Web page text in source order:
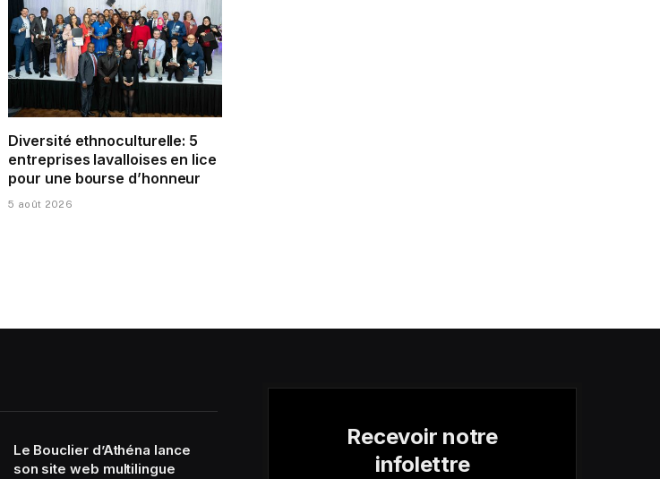
Diversité ethnoculturelle: 5
entreprises lavalloises en lice
pour une bourse d’honneur
5 août 2026
Le Bouclier d’Athéna lance
son site web multilingue
Recevoir notre
infolettre